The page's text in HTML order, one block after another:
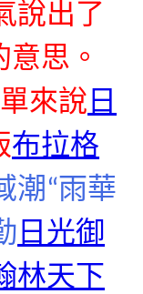
說出了
意思。
來說 日
布拉格
潮“雨華
日光御
林天下